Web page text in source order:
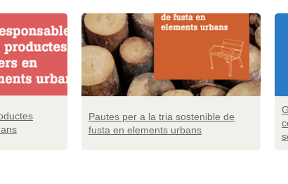
Pautes per a la tria sostenible de
fusta en elements urbans